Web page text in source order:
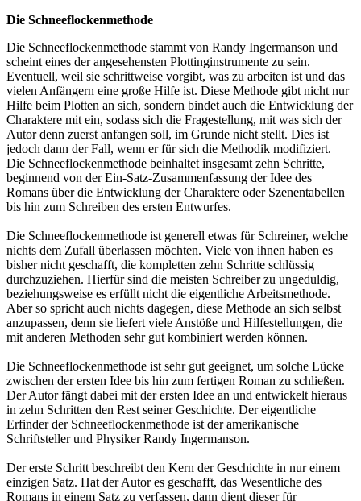
Die Schneeflockenmethode
Die Schneeflockenmethode stammt von Randy Ingermanson und
scheint eines der angesehensten Plottinginstrumente zu sein.
Eventuell, weil sie schrittweise vorgibt, was zu arbeiten ist und das
vielen Anfängern eine große Hilfe ist. Diese Methode gibt nicht nur
Hilfe beim Plotten an sich, sondern bindet auch die Entwicklung der
Charaktere mit ein, sodass sich die Fragestellung, mit was sich der
Autor denn zuerst anfangen soll, im Grunde nicht stellt. Dies ist
jedoch dann der Fall, wenn er für sich die Methodik modifiziert.
Die Schneeflockenmethode beinhaltet insgesamt zehn Schritte,
beginnend von der Ein-Satz-Zusammenfassung der Idee des
Romans über die Entwicklung der Charaktere oder Szenentabellen
bis hin zum Schreiben des ersten Entwurfes.
Die Schneeflockenmethode ist generell etwas für Schreiner, welche
nichts dem Zufall überlassen möchten. Viele von ihnen haben es
bisher nicht geschafft, die kompletten zehn Schritte schlüssig
durchzuziehen. Hierfür sind die meisten Schreiber zu ungeduldig,
beziehungsweise es erfüllt nicht die eigentliche Arbeitsmethode.
Aber so spricht auch nichts dagegen, diese Methode an sich selbst
anzupassen, denn sie liefert viele Anstöße und Hilfestellungen, die
mit anderen Methoden sehr gut kombiniert werden können.
Die Schneeflockenmethode ist sehr gut geeignet, um solche Lücke
zwischen der ersten Idee bis hin zum fertigen Roman zu schließen.
Der Autor fängt dabei mit der ersten Idee an und entwickelt hieraus
in zehn Schritten den Rest seiner Geschichte. Der eigentliche
Erfinder der Schneeflockenmethode ist der amerikanische
Schriftsteller und Physiker Randy Ingermanson.
Der erste Schritt beschreibt den Kern der Geschichte in nur einem
einzigen Satz. Hat der Autor es geschafft, das Wesentliche des
Romans in einem Satz zu verfassen, dann dient dieser für